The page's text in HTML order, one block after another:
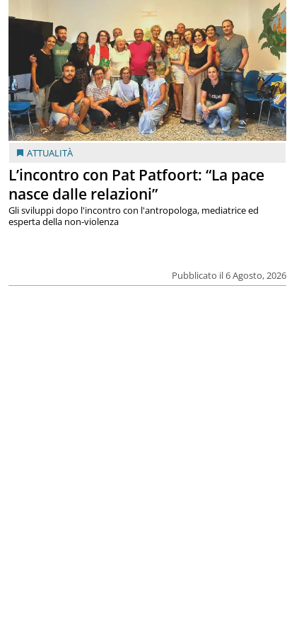
ATTUALITÀ
L’incontro con Pat Patfoort: “La pace
nasce dalle relazioni”
Pubblicato il 6 Agosto, 2026
Gli sviluppi dopo l'incontro con l'antropologa, mediatrice ed
esperta della non-violenza